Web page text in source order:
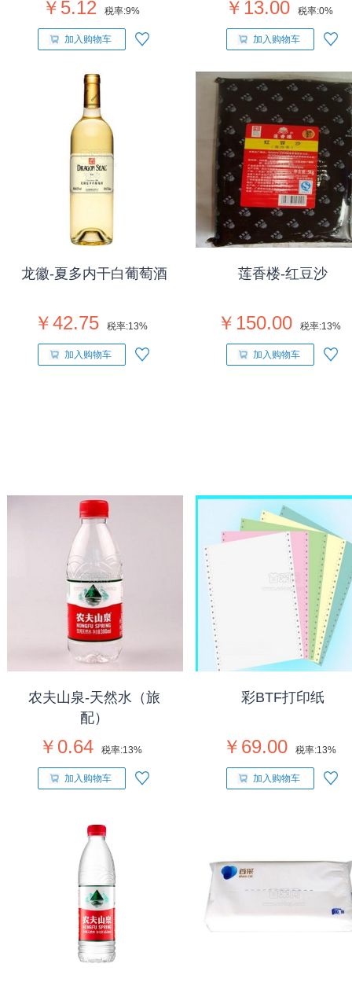
￥5.12 税率:9%
加入购物车
￥13.00 税率:0%
加入购物车
龙徽-夏多内干白葡萄酒
￥42.75 税率:13%
加入购物车
莲香楼-红豆沙
￥150.00 税率:13%
加入购物车
农夫山泉-天然水（旅
配）
￥0.64 税率:13%
加入购物车
彩BTF打印纸
￥69.00 税率:13%
加入购物车